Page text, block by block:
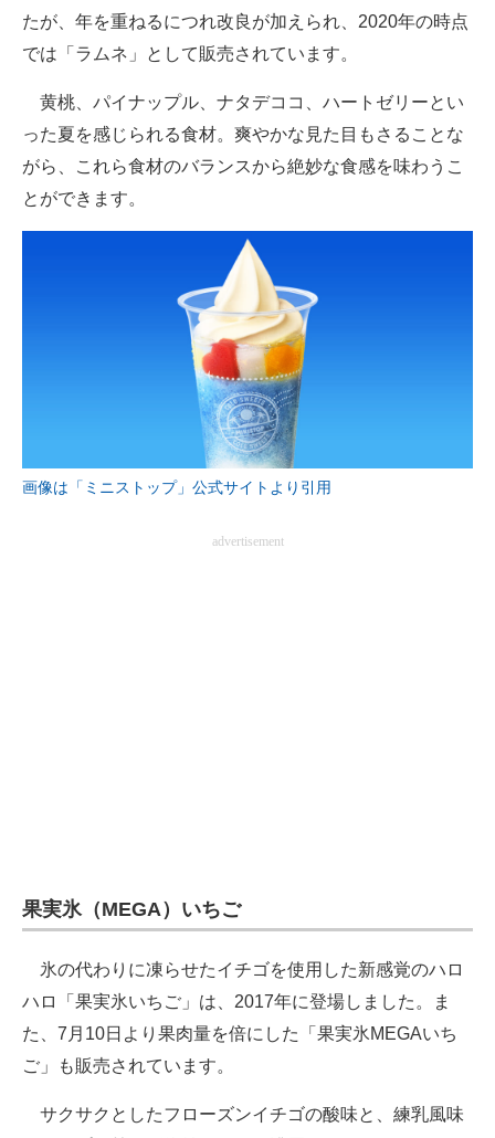
たが、年を重ねるにつれ改良が加えられ、2020年の時点
では「ラムネ」として販売されています。
黄桃、パイナップル、ナタデココ、ハートゼリーとい
った夏を感じられる食材。爽やかな見た目もさることな
がら、これら食材のバランスから絶妙な食感を味わうこ
とができます。
画像は「ミニストップ」公式サイトより引用
advertisement
果実氷（MEGA）いちご
氷の代わりに凍らせたイチゴを使用した新感覚のハロ
ハロ「果実氷いちご」は、2017年に登場しました。ま
た、7月10日より果肉量を倍にした「果実氷MEGAいち
ご」も販売されています。
サクサクとしたフローズンイチゴの酸味と、練乳風味